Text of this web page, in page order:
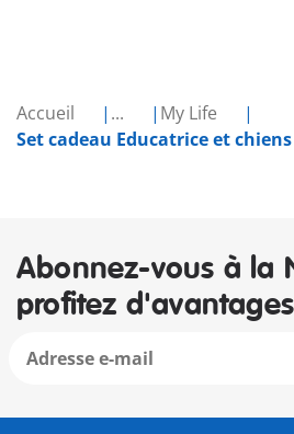
Accueil ...
My Life
Set cadeau Educatrice et chiens
Abonnez-vous à la
profitez d'avantages